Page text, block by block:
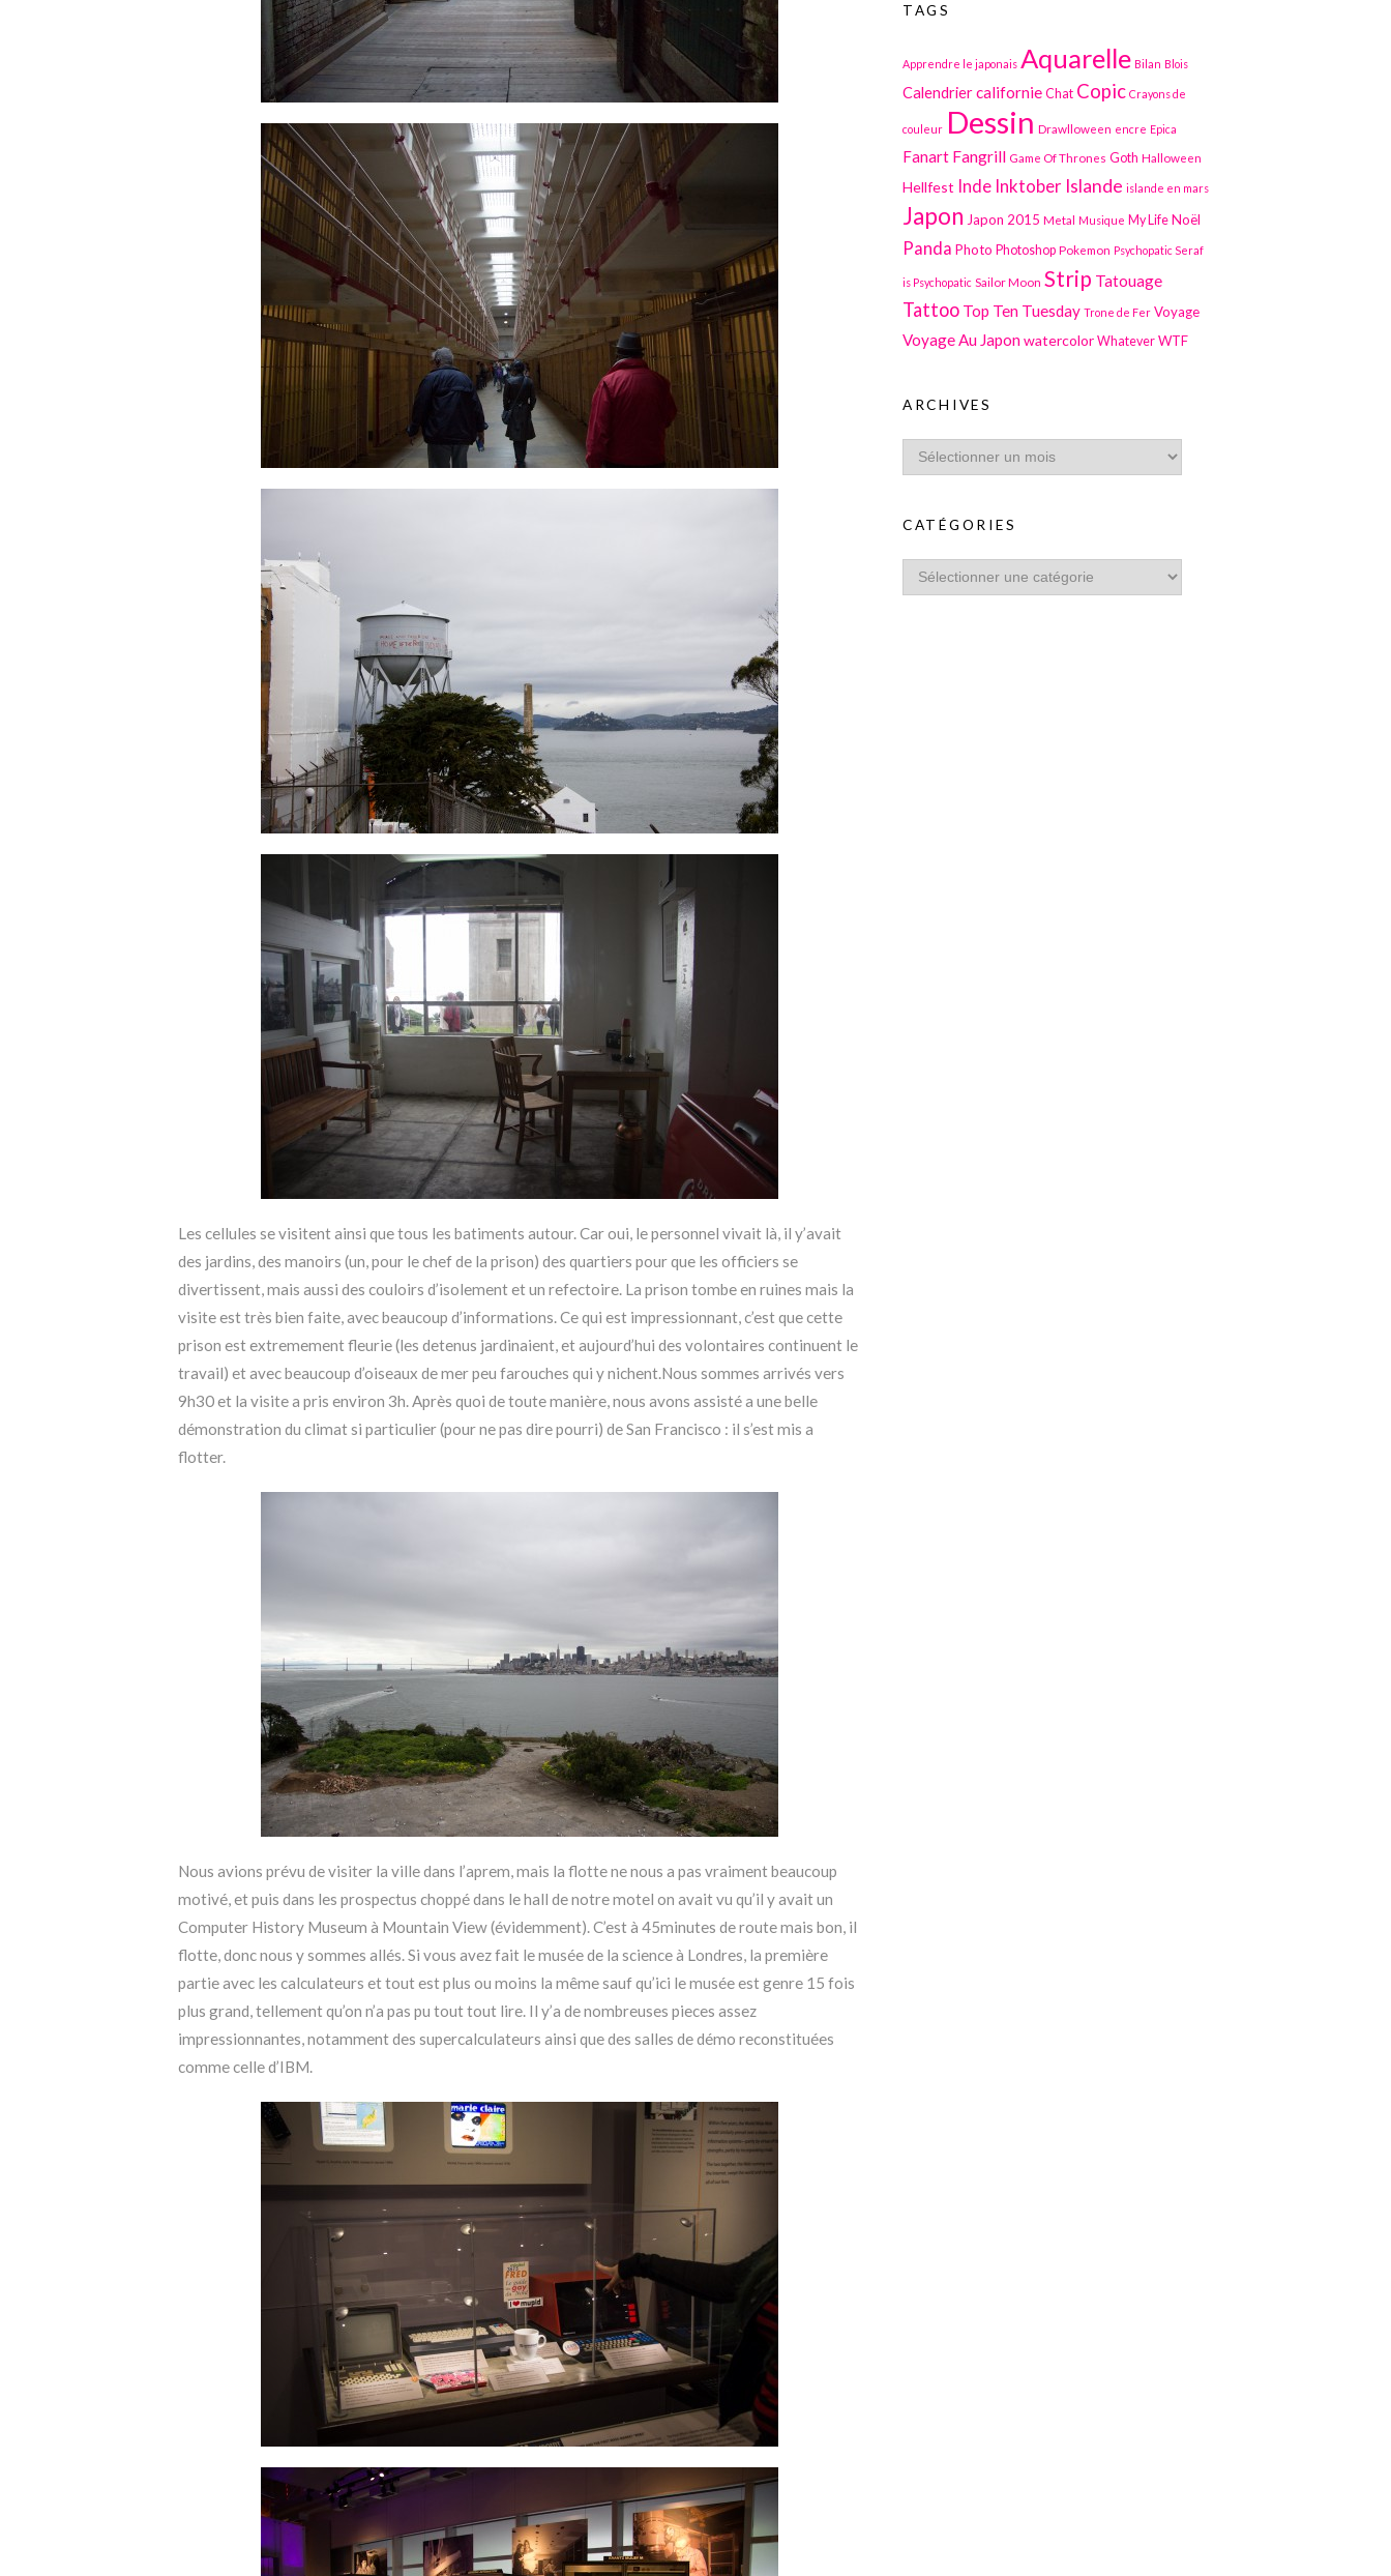
Les cellules se visitent ainsi que tous les batiments autour. Car oui, le personnel vivait là, il y’avait
des jardins, des manoirs (un, pour le chef de la prison) des quartiers pour que les officiers se
divertissent, mais aussi des couloirs d’isolement et un refectoire. La prison tombe en ruines mais la
visite est très bien faite, avec beaucoup d’informations. Ce qui est impressionnant, c’est que cette
prison est extremement fleurie (les detenus jardinaient, et aujourd’hui des volontaires continuent le
travail) et avec beaucoup d’oiseaux de mer peu farouches qui y nichent.Nous sommes arrivés vers
9h30 et la visite a pris environ 3h. Après quoi de toute manière, nous avons assisté a une belle
démonstration du climat si particulier (pour ne pas dire pourri) de San Francisco : il s’est mis a
flotter.
Nous avions prévu de visiter la ville dans l’aprem, mais la flotte ne nous a pas vraiment beaucoup
motivé, et puis dans les prospectus choppé dans le hall de notre motel on avait vu qu’il y avait un
Computer History Museum à Mountain View (évidemment). C’est à 45minutes de route mais bon, il
flotte, donc nous y sommes allés. Si vous avez fait le musée de la science à Londres, la première
partie avec les calculateurs et tout est plus ou moins la même sauf qu’ici le musée est genre 15 fois
plus grand, tellement qu’on n’a pas pu tout tout lire. Il y’a de nombreuses pieces assez
impressionnantes, notamment des supercalculateurs ainsi que des salles de démo reconstituées
comme celle d’IBM.
TAGS
Apprendre le japonais Aquarelle Bilan Blois
Calendriercalifornie Chat Copic Crayons de
couleur Dessin Drawlloween encre Epica
Fanart Fangrill Game Of Thrones Goth Halloween
Hellfest Inde Inktober Islande islande en mars
Japon Japon 2015 Metal Musique My Life Noël
Panda Photo Photoshop Pokemon Psychopatic Seraf
is Psychopatic Sailor Moon Strip Tatouage
Tattoo Top Ten Tuesday Trone de Fer Voyage
Voyage Au Japonwatercolor Whatever WTF
ARCHIVES
CATÉGORIES